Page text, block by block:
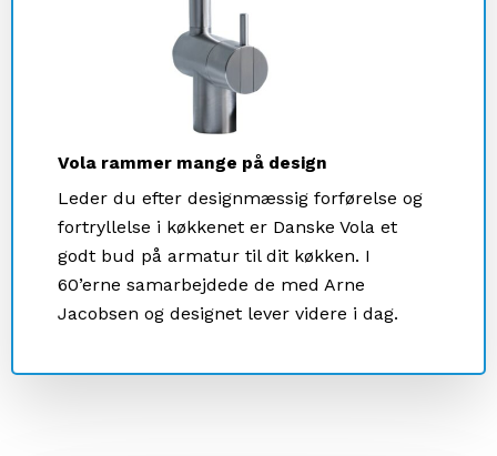
Vola rammer mange på design
Leder du efter designmæssig forførelse og
fortryllelse i køkkenet er Danske Vola et
godt bud på armatur til dit køkken. I
60’erne samarbejdede de med Arne
Jacobsen og designet lever videre i dag.